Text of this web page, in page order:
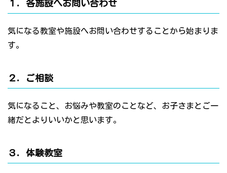
１．各施設へお問い合わせ
気になる教室や施設へお問い合わせすることから始まりま
す。
２．ご相談
気になること、お悩みや教室のことなど、お子さまとご一
緒だとよりいいかと思います。
３．体験教室